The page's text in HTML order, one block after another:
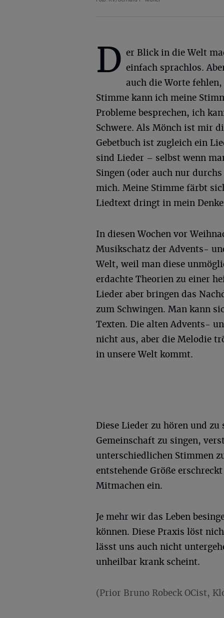
D er Blick in die Welt
einfach sprachlos.
auch die Worte
Stimme kann ich meine
Probleme besprechen, ich
Schwere. Als Mönch ist mir
Gebetbuch ist zugleich ein
sind Lieder – selbst wenn
Singen (oder auch nur
mich. Meine Stimme färbt
Liedtext dringt in mein
In diesen Wochen vor
Musikschatz der Advents-
Welt, weil man diese
erdachte Theorien zu einer
Lieder aber bringen das
zum Schwingen. Man kann
Texten. Die alten Advents-
nicht aus, aber die Melodie
in unsere Welt kommt.
Diese Lieder zu hören und
Gemeinschaft zu singen,
unterschiedlichen Stimmen
entstehende Größe
Mitmachen ein.
Je mehr wir das Leben
können. Diese Praxis löst
lässt uns auch nicht
unheilbar krank scheint.
(Prior Bruno Robeck OCist,